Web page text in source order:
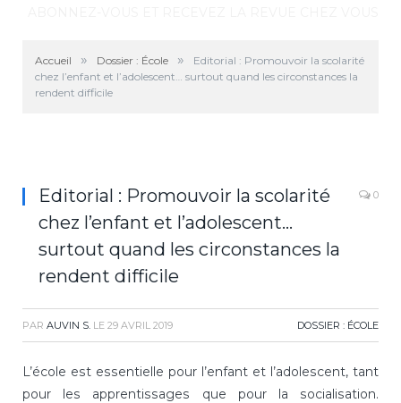
Accueil » Dossier : École »
Editorial : Promouvoir la scolarité
chez l’enfant et l’adolescent… surtout quand les circonstances la
rendent difficile
Editorial : Promouvoir la scolarité
chez l’enfant et l’adolescent…
surtout quand les circonstances la
rendent difficile
0
PAR AUVIN S. LE 29 AVRIL 2019 DOSSIER : ÉCOLE
L’école est essentielle pour l’enfant et l’adolescent, tant
pour les apprentissages que pour la socialisation.